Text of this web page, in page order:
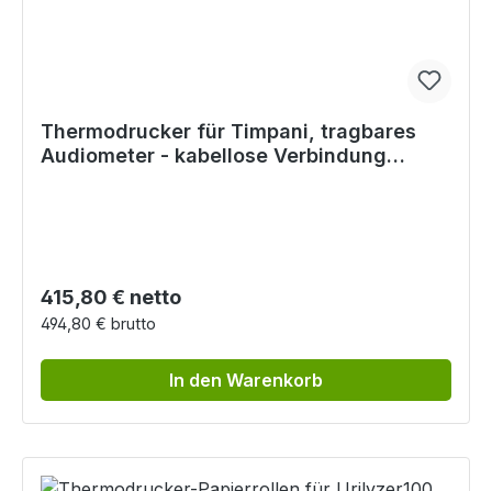
Thermodrucker für Timpani, tragbares
Audiometer - kabellose Verbindung
Regulärer Preis:
415,80 € netto
494,80 € brutto
In den Warenkorb